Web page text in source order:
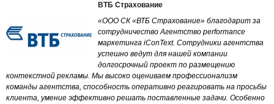
ВТБ Страхование
«ООО СК «ВТБ Страхование» благодарит за
сотрудничество Агентство performance
маркетинга iConText. Сотрудники агентства
успешно ведут для нашей компании
долгосрочный проект по размещению
контекстной рекламы. Мы высоко оцениваем профессионализм
команды агентства, способность оперативно реагировать на просьбы
клиента, умение эффективно решать поставленные задачи. Особенно